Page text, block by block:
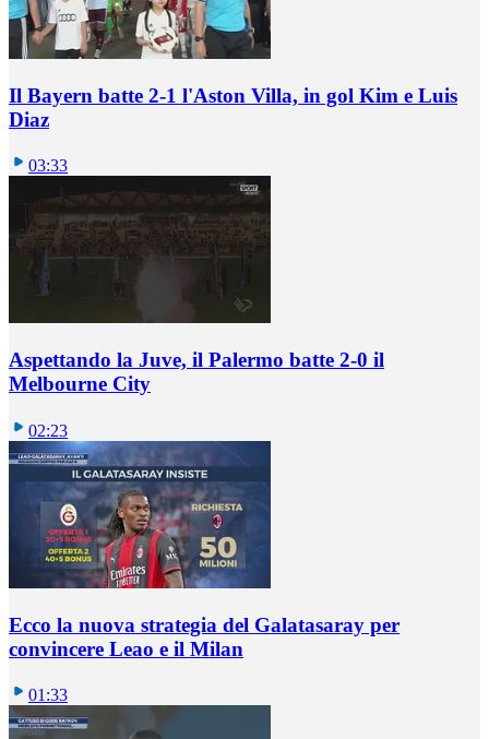
Il Bayern batte 2-1 l'Aston Villa, in gol Kim e Luis
Diaz
03:33
Aspettando la Juve, il Palermo batte 2-0 il
Melbourne City
02:23
Ecco la nuova strategia del Galatasaray per
convincere Leao e il Milan
01:33